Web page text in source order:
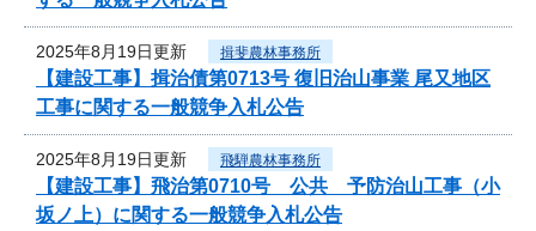
2025年8月19日更新 揖斐農林事務所
【建設工事】揖治債第0713号 復旧治山事業 尾又地区
工事に関する一般競争入札公告
2025年8月19日更新 飛騨農林事務所
【建設工事】飛治第0710号 公共 予防治山工事（小
坂ノ上）に関する一般競争入札公告